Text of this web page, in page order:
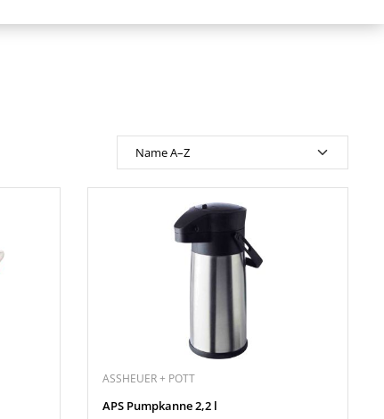
ASSHEUER + POTT
APS Pumpkanne 2,2 l